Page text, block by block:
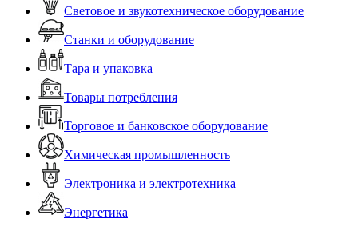
Световое и звукотехническое оборудование
Станки и оборудование
Тара и упаковка
Товары потребления
Торговое и банковское оборудование
Химическая промышленность
Электроника и электротехника
Энергетика